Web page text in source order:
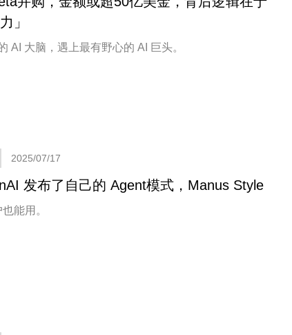
」
AI 大脑，遇上最有野心的 AI 巨头。
2025/07/17
发布了自己的 Agent模式，Manus Style
能用。